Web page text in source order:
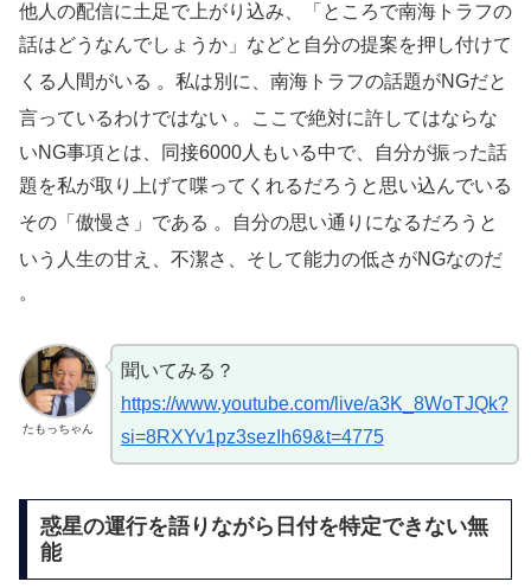
他人の配信に土足で上がり込み、「ところで南海トラフの
話はどうなんでしょうか」などと自分の提案を押し付けて
くる人間がいる 。私は別に、南海トラフの話題がNGだと
言っているわけではない 。ここで絶対に許してはならな
いNG事項とは、同接6000人もいる中で、自分が振った話
題を私が取り上げて喋ってくれるだろうと思い込んでいる
その「傲慢さ」である 。自分の思い通りになるだろうと
いう人生の甘え、不潔さ、そして能力の低さがNGなのだ
。
たもっちゃん
聞いてみる？
https://www.youtube.com/live/a3K_8WoTJQk?
si=8RXYv1pz3sezIh69&t=4775
惑星の運行を語りながら日付を特定できない無
能